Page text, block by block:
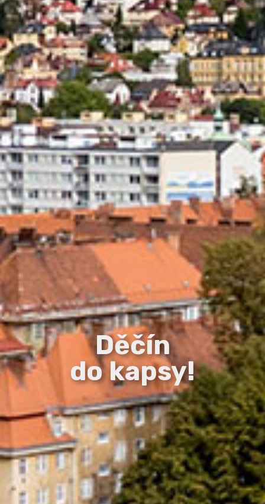
Děčín
do kapsy!